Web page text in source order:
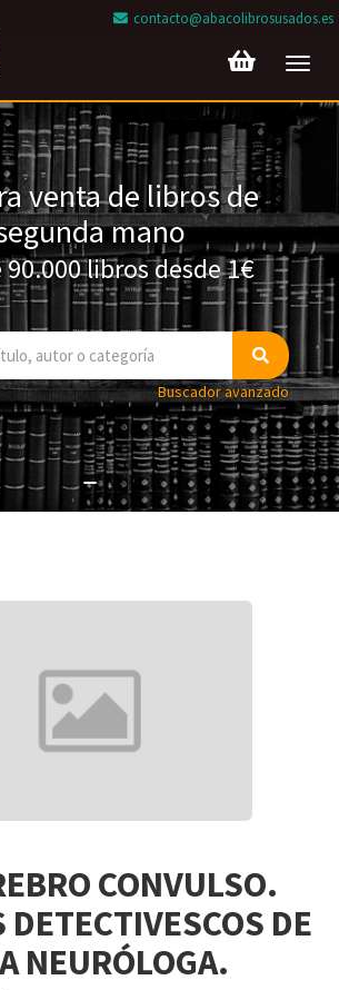
contacto@abacolibrosusados.es
venta de libros de
mano
90.000 libros desde 1€
Buscador avanzado
CONVULSO.
DETECTIVESCOS DE
NEURÓLOGA.